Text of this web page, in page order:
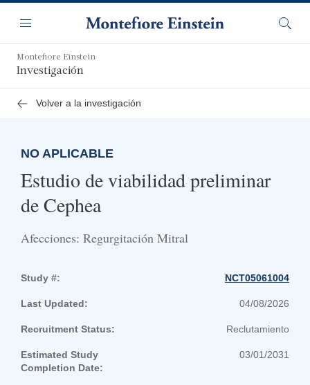
contenido
principal
Navegación
Menú
Montefiore Einstein
Investigación
Volver a la investigación
NO APLICABLE
Estudio de viabilidad preliminar
de Cephea
Afecciones: Regurgitación Mitral
Study #: NCT05061004
Last Updated: 04/08/2026
Recruitment Status: Reclutamiento
Estimated Study
Completion Date:
03/01/2031